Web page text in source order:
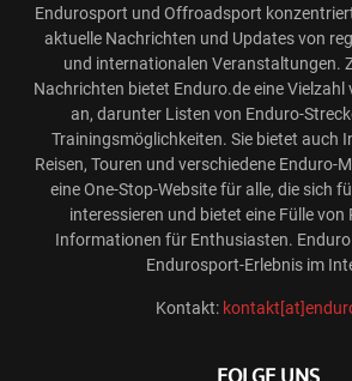
Endurosport und Offroadsport
aktuelle Nachrichten und Updates von
und internationalen Veranstaltungen.
Nachrichten bietet Enduro.de eine Vielzahl
an, darunter Listen von Enduro-
Trainingsmöglichkeiten. Sie bietet auch
Reisen, Touren und verschiedene Enduro-
eine One-Stop-Website für alle, die sich
interessieren und bietet eine Fülle von
Informationen für Enthusiasten.
Endurosport-Erlebnis im
Kontakt: